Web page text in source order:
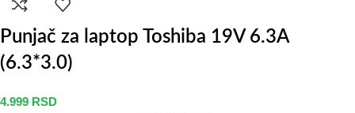
Punjač za laptop Toshiba 19V 6.3A
(6.3*3.0)
4.999 RSD